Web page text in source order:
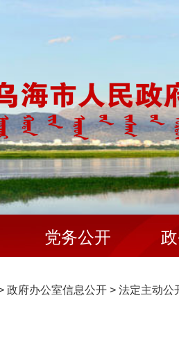
党务公开
政府办公室信息公开 > 法定主动公